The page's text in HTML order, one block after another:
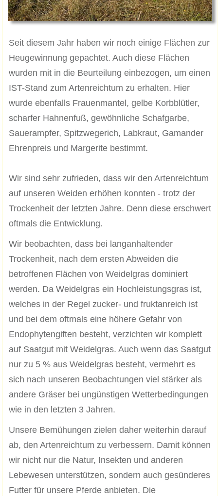
Seit diesem Jahr haben wir noch einige Flächen zur
Heugewinnung gepachtet. Auch diese Flächen
wurden mit in die Beurteilung einbezogen, um einen
IST-Stand zum Artenreichtum zu erhalten. Hier
wurde ebenfalls Frauenmantel, gelbe Korbblütler,
scharfer Hahnenfuß, gewöhnliche Schafgarbe,
Sauerampfer, Spitzwegerich, Labkraut, Gamander
Ehrenpreis und Margerite bestimmt.
Wir sind sehr zufrieden, dass wir den Artenreichtum
auf unseren Weiden erhöhen konnten - trotz der
Trockenheit der letzten Jahre. Denn diese erschwert
oftmals die Entwicklung.
Wir beobachten, dass bei langanhaltender
Trockenheit, nach dem ersten Abweiden die
betroffenen Flächen von Weidelgras dominiert
werden. Da Weidelgras ein Hochleistungsgras ist,
welches in der Regel zucker- und fruktanreich ist
und bei dem oftmals eine höhere Gefahr von
Endophytengiften besteht, verzichten wir komplett
auf Saatgut mit Weidelgras. Auch wenn das Saatgut
nur zu 5 % aus Weidelgras besteht, vermehrt es
sich nach unseren Beobachtungen viel stärker als
andere Gräser bei ungünstigen Wetterbedingungen
wie in den letzten 3 Jahren.
Unsere Bemühungen zielen daher weiterhin darauf
ab, den Artenreichtum zu verbessern. Damit können
wir nicht nur die Natur, Insekten und anderen
Lebewesen unterstützen, sondern auch gesünderes
Futter für unsere Pferde anbieten. Die